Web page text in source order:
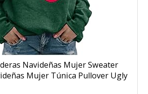
Navideñas Mujer Sweater
Mujer Túnica Pullover Ugly